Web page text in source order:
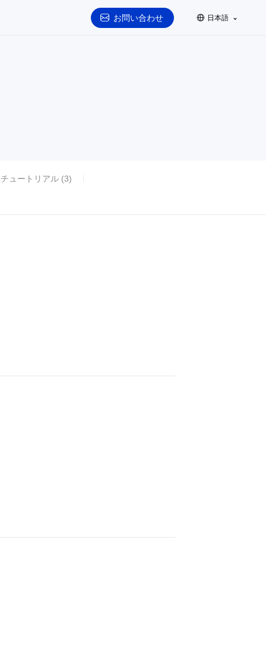
お問い合わせ 日本語
ュートリアル (3)